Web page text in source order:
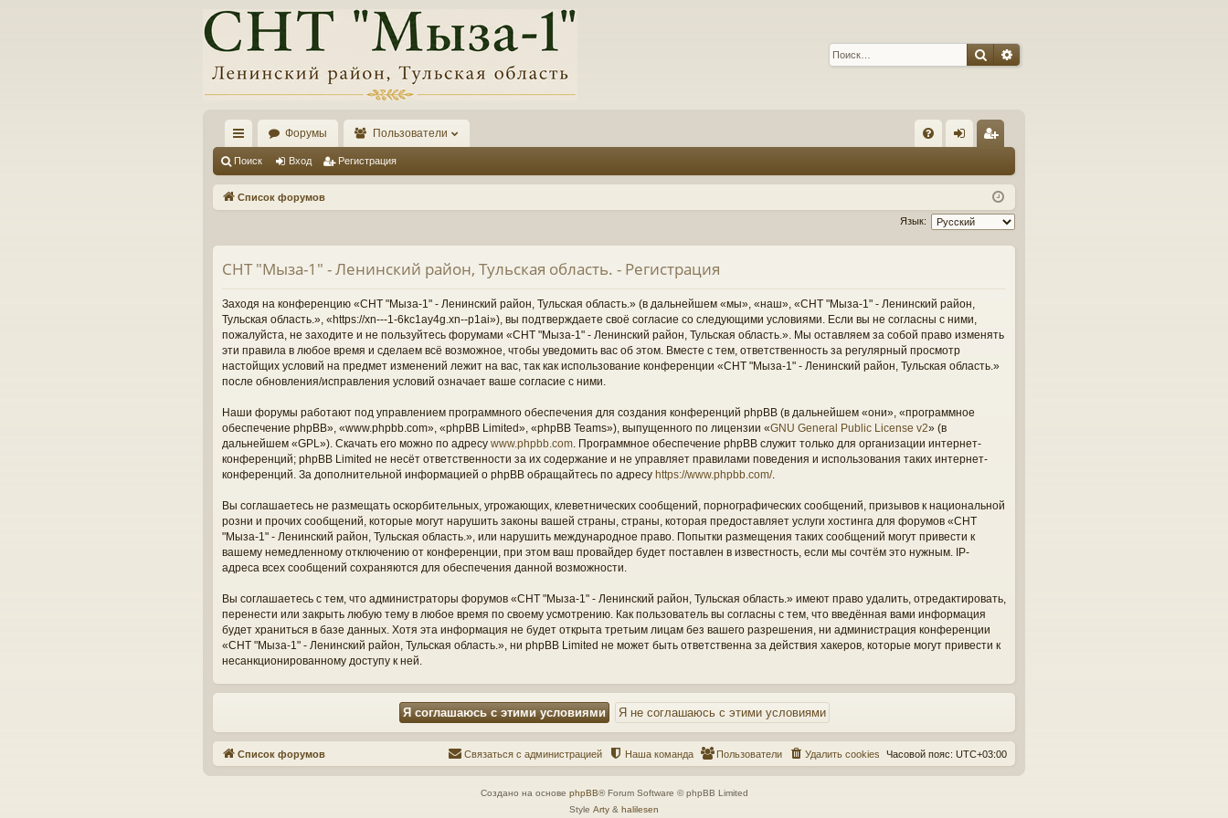
ПоискРасширенный поиск
с
ы
и
Форумы Пользователи
Q д ис
тр
ац
Поиск Вход Регистрация
Список форумов
Язык:
СНТ "Мыза-1" - Ленинский район, Тульская область. - Регистрация
Заходя на конференцию «СНТ "Мыза-1" - Ленинский район, Тульская область.» (в дальнейшем «мы», «наш», «СНТ "Мыза-1" - Ленинский район,
Тульская область.», «https://xn---1-6kc1ay4g.xn--p1ai»), вы подтверждаете своё согласие со следующими условиями. Если вы не согласны с ними,
пожалуйста, не заходите и не пользуйтесь форумами «СНТ "Мыза-1" - Ленинский район, Тульская область.». Мы оставляем за собой право изменять
эти правила в любое время и сделаем всё возможное, чтобы уведомить вас об этом. Вместе с тем, ответственность за регулярный просмотр
настойщих условий на предмет изменений лежит на вас, так как использование конференции «СНТ "Мыза-1" - Ленинский район, Тульская область.»
после обновления/исправления условий означает ваше согласие с ними.
Наши форумы работают под управлением программного обеспечения для создания конференций phpBB (в дальнейшем «они», «программное
обеспечение phpBB», «www.phpbb.com», «phpBB Limited», «phpBB Teams»), выпущенного по лицензии «GNU General Public License v2» (в
дальнейшем «GPL»). Скачать его можно по адресу www.phpbb.com. Программное обеспечение phpBB служит только для организации интернет-
конференций; phpBB Limited не несёт ответственности за их содержание и не управляет правилами поведения и использования таких интернет-
конференций. За дополнительной информацией о phpBB обращайтесь по адресу https://www.phpbb.com/.
Вы соглашаетесь не размещать оскорбительных, угрожающих, клеветнических сообщений, порнографических сообщений, призывов к национальной
розни и прочих сообщений, которые могут нарушить законы вашей страны, страны, которая предоставляет услуги хостинга для форумов «СНТ
"Мыза-1" - Ленинский район, Тульская область.», или нарушить международное право. Попытки размещения таких сообщений могут привести к
вашему немедленному отключению от конференции, при этом ваш провайдер будет поставлен в известность, если мы сочтём это нужным. IP-
адреса всех сообщений сохраняются для обеспечения данной возможности.
Вы соглашаетесь с тем, что администраторы форумов «СНТ "Мыза-1" - Ленинский район, Тульская область.» имеют право удалить, отредактировать,
перенести или закрыть любую тему в любое время по своему усмотрению. Как пользователь вы согласны с тем, что введённая вами информация
будет храниться в базе данных. Хотя эта информация не будет открыта третьим лицам без вашего разрешения, ни администрация конференции
«СНТ "Мыза-1" - Ленинский район, Тульская область.», ни phpBB Limited не может быть ответственна за действия хакеров, которые могут привести к
несанкционированному доступу к ней.
Список форумов Часовой пояс: UTC+03:00
Удалить cookies
Пользователи
Наша команда
Связаться с администрацией
Создано на основе phpBB® Forum Software © phpBB Limited
Style Arty & halilesen